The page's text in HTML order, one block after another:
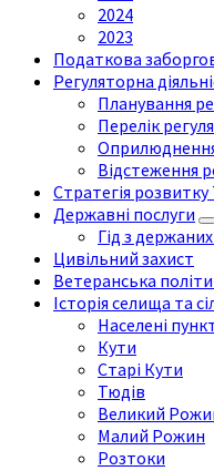
2024
2023
Податкова
Регуляторна
Планування
Перелік
Оприлюднення
Відстеження
Стратегія розвитку
Державні послуги
Гід з
Цивільний захист
Ветеранська
Історія селища та
Населені
Кути
Старі Кути
Тюдів
Великий
Малий Рожин
Розтоки